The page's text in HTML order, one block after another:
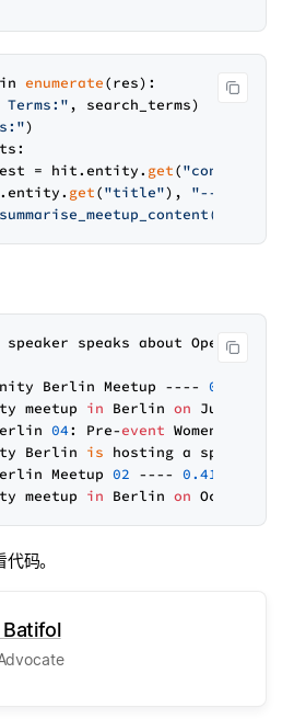
enumerate(res):
Terms:" , search_terms)
)
= hit.entity.
get("content"
get("title"), "----"
speaks about Open
Berlin Meetup ----
meetup in Berlin on June
04: Pre-event Women+
Berlin is hosting a special
Meetup 02 ----
meetup in Berlin on October
码。